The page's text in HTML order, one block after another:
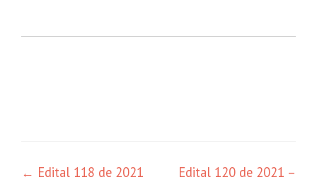
← Edital 118 de 2021
Edital 120 de 2021 –